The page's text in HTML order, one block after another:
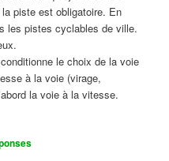
piste est obligatoire. En
les pistes cyclables de ville.
le choix de la voie
à la voie (virage,
la voie à la vitesse.